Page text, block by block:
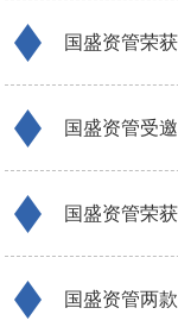
国盛资管荣
国盛资管受
国盛资管两